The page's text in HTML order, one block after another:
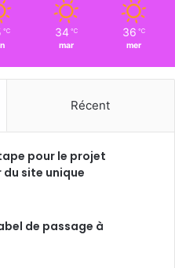
℃ 34 ℃
mar
36 ℃
mer
Récent
pour le projet
site unique
de passage à